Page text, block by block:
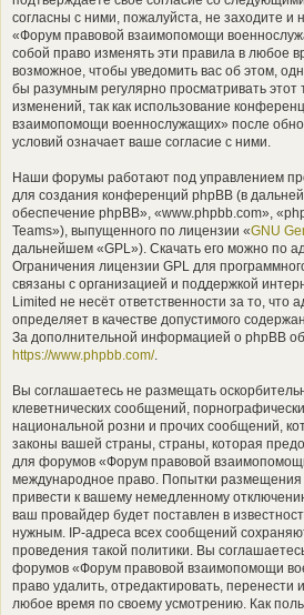
согласны с ними, пожалуйста, не заходите и
«Форум правовой взаимопомощи
собой право изменять эти правила в любое
возможное, чтобы уведомить вас об этом,
бы разумным регулярно просматривать этот
изменений, так как использование
взаимопомощи военнослужащих» после
условий означает ваше согласие с ними.
Наши форумы работают под управлением
для создания конференций phpBB (в
обеспечение phpBB», «www.phpbb.com»,
Teams»), выпущенного по лицензии «GNU
дальнейшем «GPL»). Скачать его можно по
Ограничения лицензии GPL для
связаны с организацией и поддержкой
Limited не несёт ответственности за то, что
определяет в качестве допустимого
За дополнительной информацией о phpBB
https://www.phpbb.com/.
Вы соглашаетесь не размещать
клеветнических сообщений,
национальной розни и прочих сообщений,
законы вашей страны, страны, которая
для форумов «Форум правовой
международное право. Попытки размещения
привести к вашему немедленному
ваш провайдер будет поставлен в
нужным. IP-адреса всех сообщений
проведения такой политики. Вы
форумов «Форум правовой взаимопомощи
право удалить, отредактировать, перенести
любое время по своему усмотрению. Как